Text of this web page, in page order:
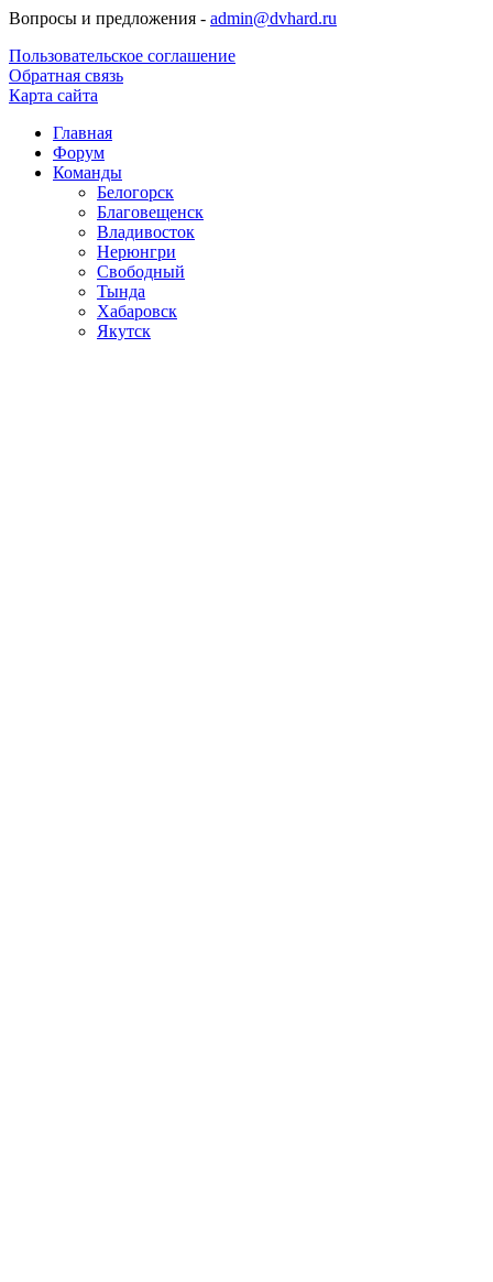
Вопросы и предложения - admin@dvhard.ru
Пользовательское соглашение
Обратная связь
Карта сайта
Главная
Форум
Команды
Белогорск
Благовещенск
Владивосток
Нерюнгри
Свободный
Тында
Хабаровск
Якутск